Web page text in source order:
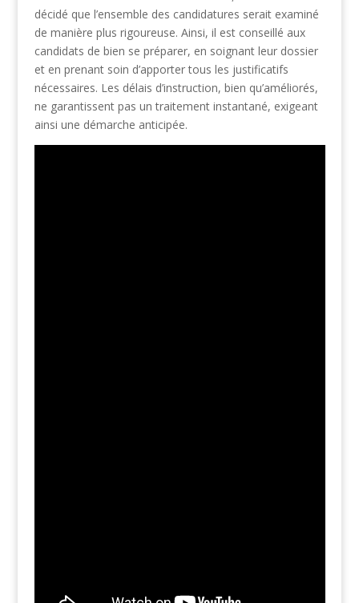
décidé que l’ensemble des candidatures serait examiné
de manière plus rigoureuse. Ainsi, il est conseillé aux
candidats de bien se préparer, en soignant leur dossier
et en prenant soin d’apporter tous les justificatifs
nécessaires. Les délais d’instruction, bien qu’améliorés,
ne garantissent pas un traitement instantané, exigeant
ainsi une démarche anticipée.